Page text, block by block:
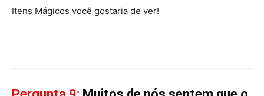
Itens Mágicos você gostaria de ver!